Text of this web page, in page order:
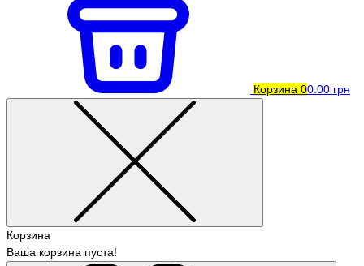
Корзина 00.00 грн
Корзина
Ваша корзина пуста!